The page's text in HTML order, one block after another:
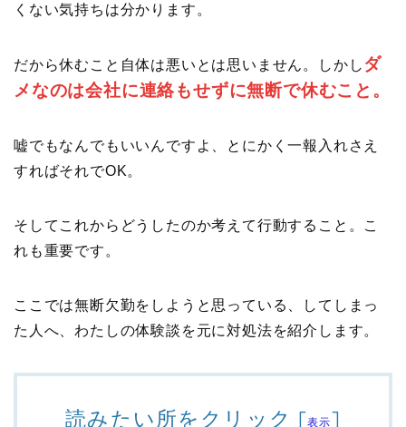
くない気持ちは分かります。
だから休むこと自体は悪いとは思いません。しかしダ
メなのは会社に連絡もせずに無断で休むこと。
嘘でもなんでもいいんですよ、とにかく一報入れさえ
すればそれでOK。
そしてこれからどうしたのか考えて行動すること。こ
れも重要です。
ここでは無断欠勤をしようと思っている、してしまっ
た人へ、わたしの体験談を元に対処法を紹介します。
読みたい所をクリック [表示]